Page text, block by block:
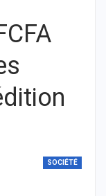
SOCIÉTÉ